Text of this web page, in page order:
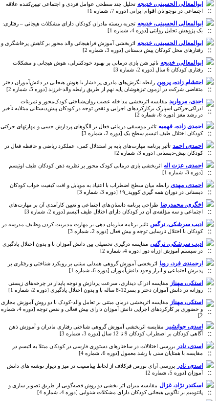
ابوالمعالی الحسینی، خدیجه تحلیل چند سطحی عوامل فردی و اجتماعی تبیین‌کننده علاقه
اجتماعی در نوجوانان اقوام ایرانی [دوره 7، شماره 1]
ابوالمعالی الحسینی، خدیجه تجربه زیسته مادران کودکان دارای مشکلات هیجانی – رفتاری:
یک پژوهش تحلیل روایتی [دوره 4، شماره 1]
ابوالمعالی الحسینی، خدیجه اثربخشی آموزش فراهیجانی والد محور بر کاهش پرخاشگری و
رفتارهای مخل کودکان پیش دبستانی [دوره 3، شماره 2]
ابوالمعالی، خدیجه تاثیر شن بازی درمانی بر بهبود خودکنترلی، هوش هیجانی و مشکلات
رفتاری کودکان 6 سال [دوره 2، شماره 3]
احتشام زاده، پروین رابطه نگرش‌های مادری پر فشار با هوش هیجانی در ‌دانش‌آموزان دختر
متقاضی شرکت در آزمون تیزهوشان پایه نهم از طریق رابطه والد-فرزند [دوره 5، شماره 2]
احدی، مروارید مقایسه اثربخشی مداخله عصب روان‌شناختی کودک‌محور و تمرینات
ادراکی‌حرکتی اسپارک برکارکردهای اجرایی و نقص توجه در کودکان پیش‌دبستانی مبتلابه تأخیر
در رشد مغز [دوره 6، شماره 2]
احمدی زاده، فهمیه تاثیر موسیقی درمانی فعال بر الگوهای پردازش حسی و مهارتهای حرکتی
کودکان اختلال طیف اتیسم سطح یک [دوره 2، شماره 3]
احمدی، احمد تأثیر برنامه مهارت‌های پایه بر استدلال کمی، عملکرد ریاضی و حافظه فعال در
کودکان پیش-دبستانی [دوره 3، شماره 2]
احمدی، عزت اله
اثربخشی بازی درمانی کودک محور بر نظریه ذهن کودکان طیف اوتیسم
[دوره 3، شماره 1]
احمدی، مهدی رابطه میان سطح اضطراب با اعتیاد به موبایل و افت کیفیت خواب کودکان
دبستانی در دوران همه گیری کووید_۱۹ [دوره 3، شماره 3]
اخگری، محمدرضا طراحی برنامه داستان‌های اجتماعی و تعیین کارآمدی آن بر مهارت‌های
اجتماعی و سه مؤلفه‌ی آن در کودکان دارای اختلال طیف اتیسم [دوره 2، شماره 3]
ادیب سرشکی، نرگس تاثیر برنامه سازمان دهی بر مهارت مدیریت کردن وظایف مدرسه در
کودکان با اختلال نارسایی توجه و بیش فعال [دوره 2، شماره 3]
ادیب سرشکی، نرگس مقایسه درگیری تحصیلی بین دانش آموزان با و بدون اختلال یادگیری
در سیستم آموزش ازراه دور [دوره 4، شماره 2]
ارجمندی ‌فرد، رویا اثربخشی آموزش گروهی همدلی مبتنی بر رویکرد شناختی و رفتاری بر
پذیرش اجتماعی و ابراز وجود دانش‌آموزان [دوره 6، شماره 1]
استکی، مهناز مقایسه ادراک دیداری، سرعت پردازش و توجه پایدار در چرخه‌های زیستی
روزانه در دانش آموزان دختر و پسر12-8 ساله با و بدون اختلال یادگیری [دوره 2، شماره 1]
استکی، مهناز مقایسه اثربخشی درمان مبتنی بر تعامل والد-کودک با دو روش آموزش مجازی
و حضوری بر کارکردهای اجرایی دانش آموزان دارای بیش فعالی و نقص توجه [دوره 4، شماره
2]
اسدی، جوانشیر مقایسه اثربخشی آموزش گروهی شناختی رفتاری مادران و آموزش ذهن
آگاهی کودکان بر اضطراب کودکان 9 تا 12 سال [دوره 3، شماره 3]
اسدی، نادر بررسی اختلالات در ساختارهای دستوری فارسی در کودکان مبتلا به اتیسم در
مقایسه با همتایان سنی با رشد معمول [دوره 6، شماره 4]
اسدی، نادر بررسی آرای نورمن فرکلاف از لحاظ بینامتنیت در میز و دیوار نوشته های دانش
آموزان [دوره 5، شماره 2]
اسکندر نژاد، غزال
مقایسه میزان اثر بخشی دو روش قصه‌گویی از طریق تصویر سازی و
پانتومیم بر ناگویی هیجانی کودکان دارای مشکلات شنوایی [دوره 4، شماره 4]